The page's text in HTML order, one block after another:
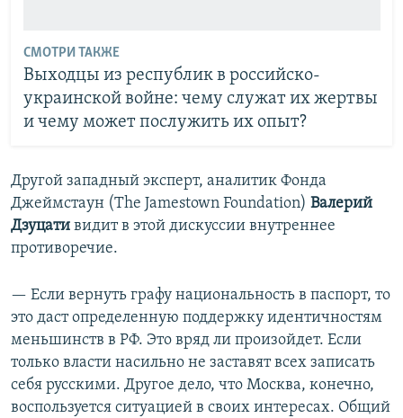
СМОТРИ ТАКЖЕ
Выходцы из республик в российско-
украинской войне: чему служат их жертвы
и чему может послужить их опыт?
Другой западный эксперт, аналитик Фонда
Джеймстаун (The Jamestown Foundation) Валерий
Дзуцати видит в этой дискуссии внутреннее
противоречие.
— Если вернуть графу национальность в паспорт, то
это даст определенную поддержку идентичностям
меньшинств в РФ. Это вряд ли произойдет. Если
только власти насильно не заставят всех записать
себя русскими. Другое дело, что Москва, конечно,
воспользуется ситуацией в своих интересах. Общий